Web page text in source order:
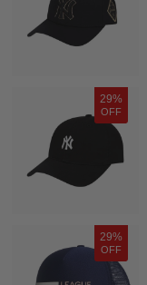
29%
OFF
29%
OFF